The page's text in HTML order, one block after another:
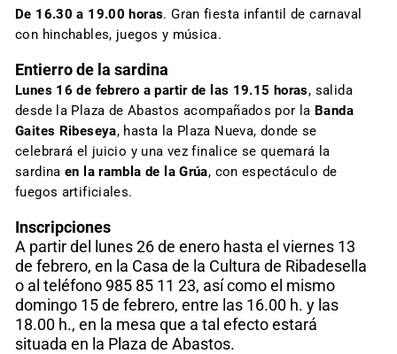
De 16.30 a 19.00 horas. Gran fiesta infantil de carnaval
con hinchables, juegos y música.
Entierro de la sardina
Lunes 16 de febrero a partir de las 19.15 horas, salida
desde la Plaza de Abastos acompañados por la Banda
Gaites Ribeseya, hasta la Plaza Nueva, donde se
celebrará el juicio y una vez finalice se quemará la
sardinaen la rambla de la Grúa, con espectáculo de
fuegos artificiales.
Inscripciones
A partir del lunes 26 de enero hasta el viernes 13
de febrero, en la Casa de la Cultura de Ribadesella
o al teléfono 985 85 11 23, así como el mismo
domingo 15 de febrero, entre las 16.00 h. y las
18.00 h., en la mesa que a tal efecto estará
situada en la Plaza de Abastos.